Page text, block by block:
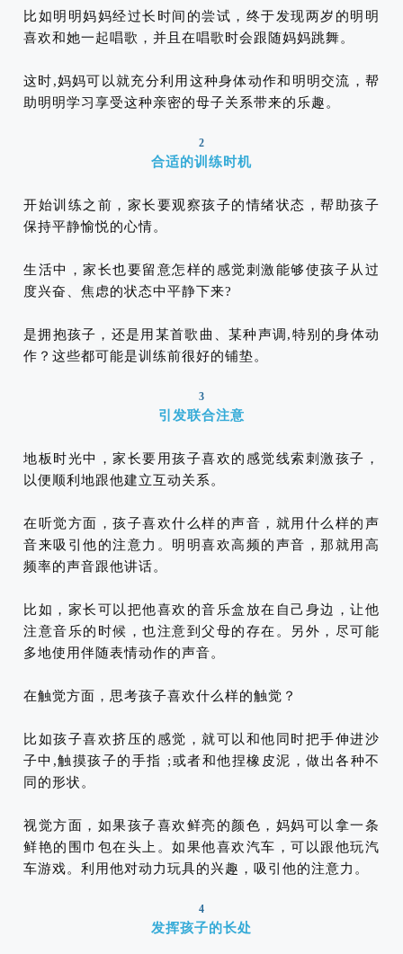
比如明明妈妈经过长时间的尝试，终于发现两岁的明明
喜欢和她一起唱歌，并且在唱歌时会跟随妈妈跳舞。
这时,妈妈可以就充分利用这种身体动作和明明交流，帮
助明明学习享受这种亲密的母子关系带来的乐趣。
2
合适的训练时机
开始训练之前，家长要观察孩子的情绪状态，帮助孩子
保持平静愉悦的心情。
生活中，家长也要留意怎样的感觉刺激能够使孩子从过
度兴奋、焦虑的状态中平静下来?
是拥抱孩子，还是用某首歌曲、某种声调,特别的身体动
作？这些都可能是训练前很好的铺垫。
3
引发联合注意
地板时光中，家长要用孩子喜欢的感觉线索刺激孩子，
以便顺利地跟他建立互动关系。
在听觉方面，孩子喜欢什么样的声音，就用什么样的声
音来吸引他的注意力。明明喜欢高频的声音，那就用高
频率的声音跟他讲话。
比如，家长可以把他喜欢的音乐盒放在自己身边，让他
注意音乐的时候，也注意到父母的存在。另外，尽可能
多地使用伴随表情动作的声音。
在触觉方面，思考孩子喜欢什么样的触觉？
比如孩子喜欢挤压的感觉，就可以和他同时把手伸进沙
子中,触摸孩子的手指 ;或者和他捏橡皮泥，做出各种不
同的形状。
视觉方面，如果孩子喜欢鲜亮的颜色，妈妈可以拿一条
鲜艳的围巾包在头上。如果他喜欢汽车，可以跟他玩汽
车游戏。利用他对动力玩具的兴趣，吸引他的注意力。
4
发挥孩子的长处